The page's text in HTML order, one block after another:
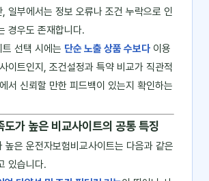
일부에서는 정보 오류나 조건 누락으로 인
경우도 존재합니다.
선택 시에는 단순 노출 상품 수보다 이용
이트인지, 조건설정과 특약 비교가 직관적
서 신뢰할 만한 피드백이 있는지 확인하는
도가 높은 비교사이트의 공통 특징
높은 운전자보험비교사이트는 다음과 같은
있습니다.